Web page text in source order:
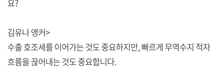
요?
김유나 앵커>
수출 호조세를 이어가는 것도 중요하지만, 빠르게 무역수지 적자
흐름을 끊어내는 것도 중요합니다.